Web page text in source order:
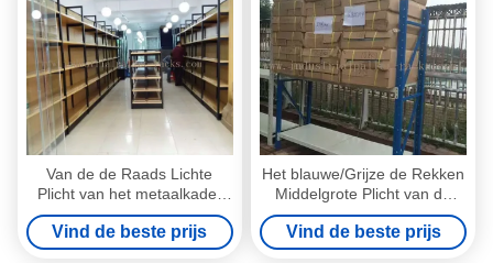
Van de de Raads Lichte
Plicht van het metaalkader
Houten het Opschorten/de
Vertoningsrekken voor
Kruidenierswinkelopslag
Vind de beste prijs
Het blauwe/Grijze de Rekken
Middelgrote Plicht van de
Staalopslag Opschorten in
Pakhuisbeheer
Vind de beste prijs